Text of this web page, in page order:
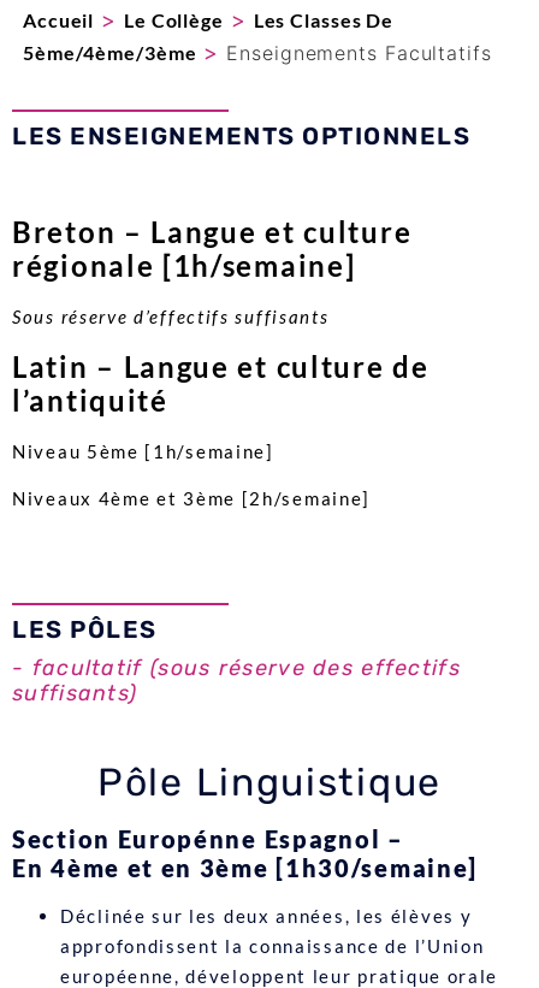
Accueil > Le Collège > Les Classes De
5ème/4ème/3ème > Enseignements Facultatifs
LES ENSEIGNEMENTS OPTIONNELS
Breton – Langue et culture
régionale [1h/semaine]
Sous réserve d’effectifs suffisants
Latin – Langue et culture de
l’antiquité
Niveau 5ème [1h/semaine]
Niveaux 4ème et 3ème [2h/semaine]
LES PÔLES
- facultatif (sous réserve des effectifs
suffisants)
Pôle Linguistique
Section Europénne Espagnol –
En 4ème et en 3ème [1h30/semaine]
Déclinée sur les deux années, les élèves y
approfondissent la connaissance de l’Union
européenne, développent leur pratique orale